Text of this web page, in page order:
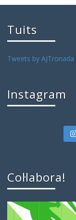
Tuits
Tweets by AJTronada
Instagram
Col·labora!